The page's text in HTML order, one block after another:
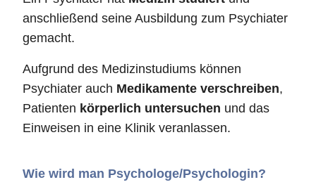
anschließend seine Ausbildung zum Psychiater
gemacht.
Aufgrund des Medizinstudiums können
Psychiater auch Medikamente verschreiben,
Patienten körperlich untersuchen und das
Einweisen in eine Klinik veranlassen.
Wie wird man Psychologe/Psychologin?